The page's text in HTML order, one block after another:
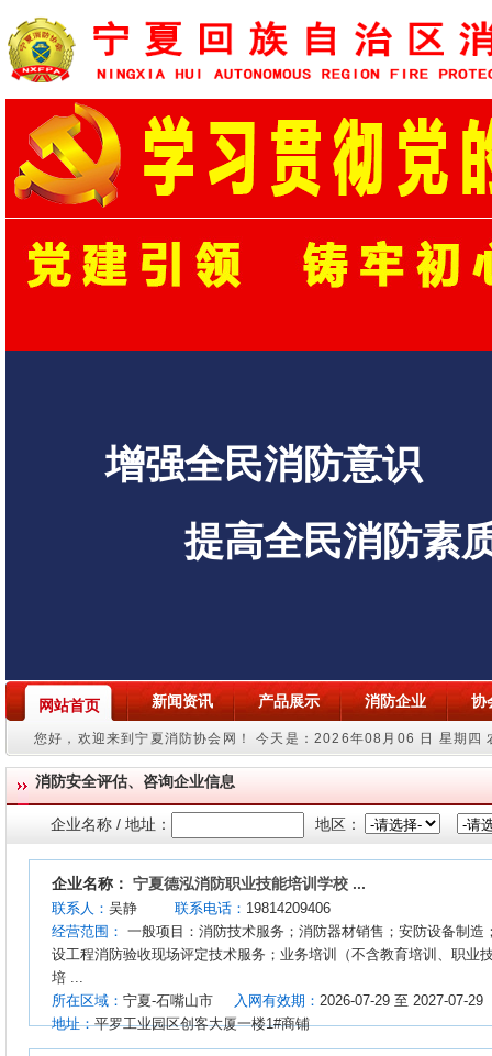
增强全民消防意识
提高全民消防素
网站首页 新闻资讯 产品展示 消防企业 协
您好，欢迎来到宁夏消防协会网！今天是：2026年08月06 日 星期四
消防安全评估、咨询企业信息
企业名称 / 地址： 地区：
企业名称： 宁夏德泓消防职业技能培训学校 ...
联系人： 吴静 联系电话： 19814209406
经营范围：
一般项目：消防技术服务；消防器材销售；安防设备制造
设工程消防验收现场评定技术服务；业务培训（不含教育培训、职业
培 ...
所在区域： 宁夏-石嘴山市 入网有效期： 2026-07-29 至 2027-07-29
地址：平罗工业园区创客大厦一楼1#商铺